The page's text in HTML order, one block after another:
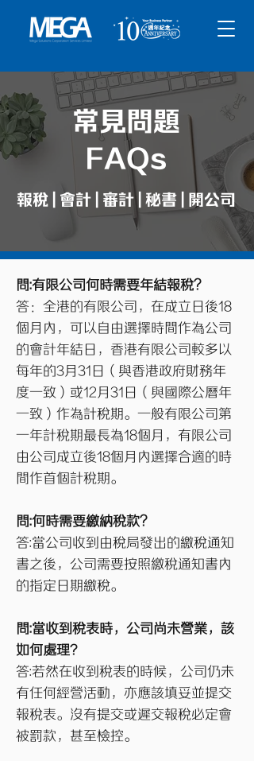
常見問題
FAQs
報稅 | 會計 | 審計 | 秘書 | 開公司
問:有限公司何時需要年結報稅？
答：全港的有限公司，在成立日後18
個月內，可以自由選擇時間作為公司
的會計年結日，香港有限公司較多以
每年的3月31日（與香港政府財務年
度一致）或12月31日（與國際公曆年
一致）作為計稅期。一般有限公司第
一年計稅期最長為18個月，有限公司
由公司成立後18個月內選擇合適的時
間作首個計稅期。
問:何時需要繳納稅款？
答:當公司收到由稅局發出的繳稅通知
書之後，公司需要按照繳稅通知書內
的指定日期繳稅。
問:當收到稅表時，公司尚未營業，該
如何處理?
答:若然在收到稅表的時候，公司仍未
有任何經營活動，亦應該填妥並提交
報稅表。沒有提交或遲交報稅必定會
被罰款，甚至檢控。